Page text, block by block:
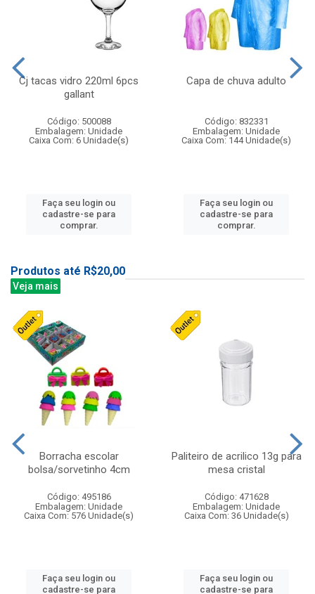
Cj tacas vidro 220ml 6pcs
gallant
Código: 500088
Embalagem: Unidade
Caixa Com: 6 Unidade(s)
Faça seu login ou
cadastre-se para
comprar.
Capa de chuva adulto
Código: 832331
Embalagem: Unidade
Caixa Com: 144 Unidade(s)
Faça seu login ou
cadastre-se para
comprar.
Produtos até R$20,00
Veja mais
Borracha escolar
bolsa/sorvetinho 4cm
Código: 495186
Embalagem: Unidade
Caixa Com: 576 Unidade(s)
Faça seu login ou
cadastre-se para
Paliteiro de acrilico 13g para
mesa cristal
Código: 471628
Embalagem: Unidade
Caixa Com: 36 Unidade(s)
Faça seu login ou
cadastre-se para